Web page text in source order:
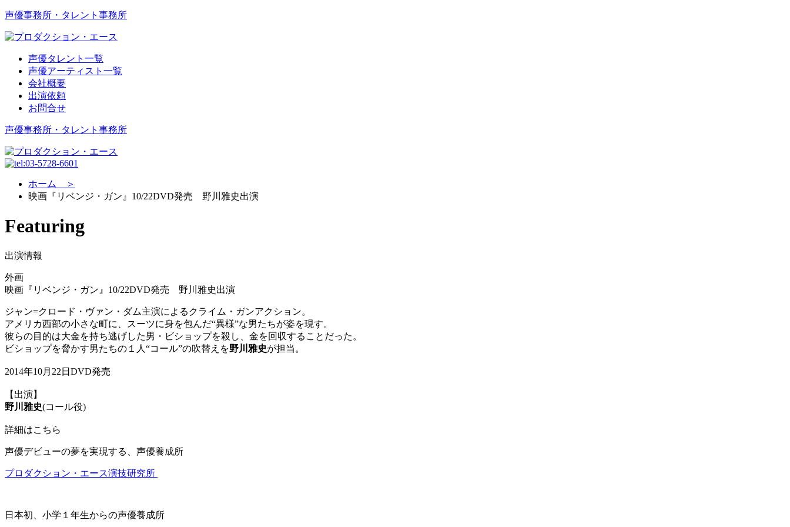
声優事務所・タレント事務所
声優タレント一覧
声優アーティスト一覧
会社概要
出演依頼
お問合せ
声優事務所・タレント事務所
ホーム ＞
映画『リベンジ・ガン』10/22DVD発売 野川雅史出演
Featuring
出演情報
外画
映画『リベンジ・ガン』10/22DVD発売 野川雅史出演
ジャン=クロード・ヴァン・ダム主演によるクライム・ガンアクション。
アメリカ西部の小さな町に、スーツに身を包んだ“異様”な男たちが姿を現す。
彼らの目的は大金を持ち逃げした男・ビショップを殺し、金を回収することだった。
ビショップを脅かす男たちの１人“コール”の吹替えを野川雅史が担当。
2014年10月22日DVD発売
【出演】
野川雅史(コール役)
詳細はこちら
声優デビューの夢を実現する、声優養成所
プロダクション・エース演技研究所
日本初、小学１年生からの声優養成所